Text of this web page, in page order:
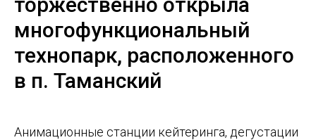
многофункциональный
технопарк, расположенного
в п. Таманский
Анимационные станции кейтеринга, дегустации